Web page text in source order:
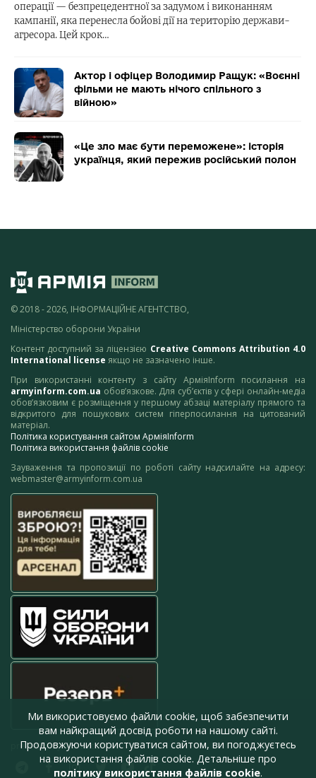
операції — безпрецедентної за задумом і виконанням
кампанії, яка перенесла бойові дії на територію держави-
агресора. Цей крок…
Актор і офіцер Володимир Ращук: «Воєнні
фільми не мають нічого спільного з
війною»
«Це зло має бути переможене»: історія
українця, який пережив російський полон
© 2018 - 2026, ІНФОРМАЦІЙНЕ АГЕНТСТВО,
Міністерство оборони України
Контент доступний за ліцензією Creative Commons Attribution 4.0
International license якщо не зазначено інше.
При використанні контенту з сайту АрміяInform посилання на
armyinform.com.ua обов’язкове. Для суб’єктів у сфері онлайн-медіа
обов’язковим є розміщення у першому абзаці матеріалу прямого та
відкритого для пошукових систем гіперпосилання на цитований
матеріал.
Політика користування сайтом АрміяInform
Політика використання файлів cookie
Зауваження та пропозиції по роботі сайту надсилайте на адресу:
webmaster@armyinform.com.ua
press@armyinform.com.ua
Ми використовуємо файли cookie, щоб забезпечити
вам найкращий досвід роботи на нашому сайті.
Продовжуючи користуватися сайтом, ви погоджуєтесь
на використання файлів cookie. Детальніше про
політику використання файлів cookie.